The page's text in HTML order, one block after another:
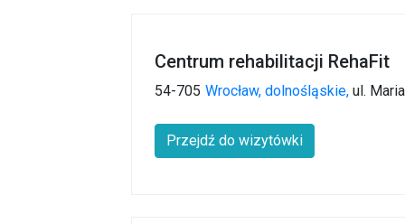
Centrum rehabilitacji RehaFit
54-705 Wrocław, dolnośląskie, ul.
Przejdź do wizytówki